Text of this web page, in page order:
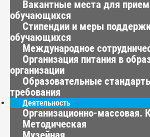
Вакантные места для
обучающихся
Стипендии и меры
обучающихся
Международное
Организация питания в
организации
Образовательные
требования
Деятельность
Организационно-массовая.
Методическая